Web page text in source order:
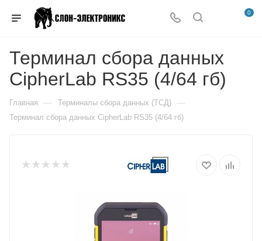
0
Терминал сбора данных
CipherLab RS35 (4/64 гб)
Главная — Терминалы сбора данных (ТСД) —
Терминал сбора данных CipherLab RS35 (4/64 гб)